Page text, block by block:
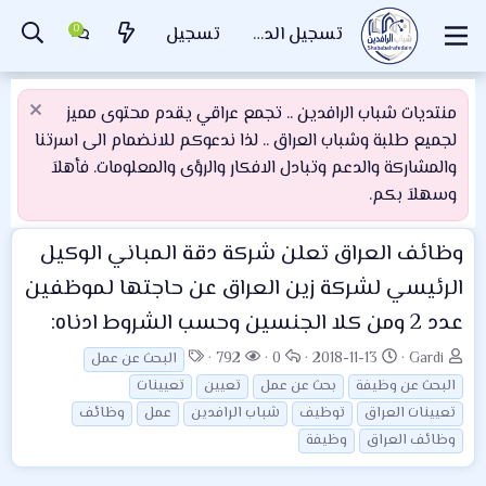
تسجيل الدخول تسجيل
منتديات شباب الرافدين .. تجمع عراقي يقدم محتوى مميز
لجميع طلبة وشباب العراق .. لذا ندعوكم للانضمام الى اسرتنا
والمشاركة والدعم وتبادل الافكار والرؤى والمعلومات. فأهلاَ
وسهلاَ بكم.
وظائف العراق تعلن شركة دقة المباني الوكيل
الرئيسي لشركة زين العراق عن حاجتها لموظفين
عدد 2 ومن كلا الجنسين وحسب الشروط ادناه:
ب
ا
د
ئ
ا
Gardi
ت
ا
ر
ي
خ
2018-11-13
ا
ل
ر
د
0
ا
ل
م
ش
792
ا
ل
و
س
البحث عن عمل
البحث عن وظيفة
بحث عن عمل تعيين
تعيينات
تعيينات العراق
توظيف شباب الرافدين عمل
وظائف
وظائف العراق
وظيفة